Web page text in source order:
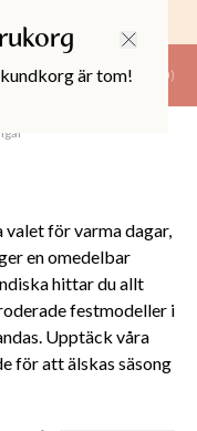
0)
är tom!
för varma dagar,
en omedelbar
hittar du allt
festmodeller i
Upptäck våra
för att älskas säsong